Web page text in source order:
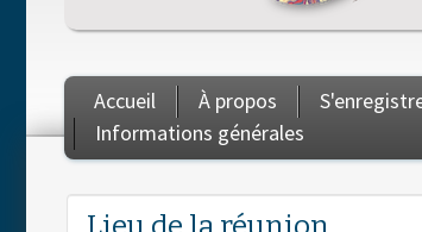
Accueil À propos
Informations générales
You are here